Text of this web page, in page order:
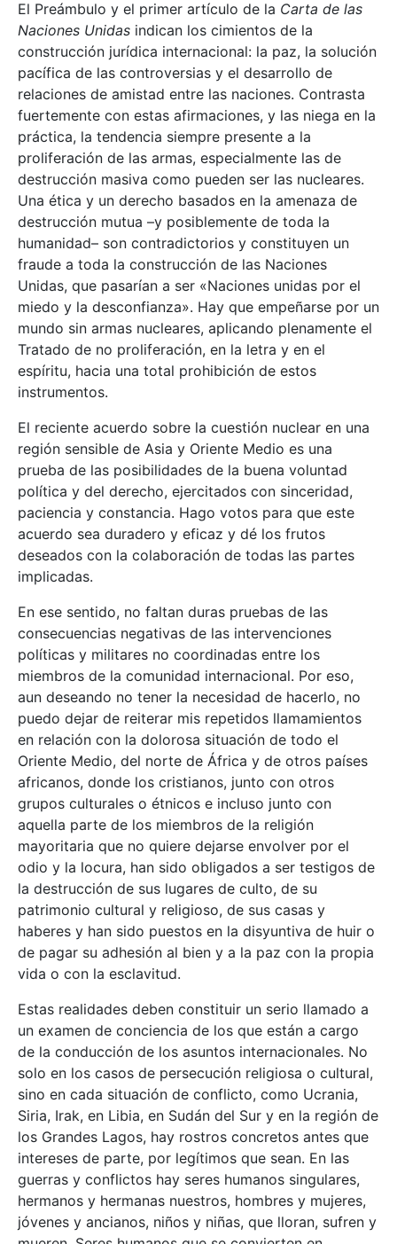
El Preámbulo y el primer artículo de la Carta de las
Naciones Unidas indican los cimientos de la
construcción jurídica internacional: la paz, la solución
pacífica de las controversias y el desarrollo de
relaciones de amistad entre las naciones. Contrasta
fuertemente con estas afirmaciones, y las niega en la
práctica, la tendencia siempre presente a la
proliferación de las armas, especialmente las de
destrucción masiva como pueden ser las nucleares.
Una ética y un derecho basados en la amenaza de
destrucción mutua –y posiblemente de toda la
humanidad– son contradictorios y constituyen un
fraude a toda la construcción de las Naciones
Unidas, que pasarían a ser «Naciones unidas por el
miedo y la desconfianza». Hay que empeñarse por un
mundo sin armas nucleares, aplicando plenamente el
Tratado de no proliferación, en la letra y en el
espíritu, hacia una total prohibición de estos
instrumentos.
El reciente acuerdo sobre la cuestión nuclear en una
región sensible de Asia y Oriente Medio es una
prueba de las posibilidades de la buena voluntad
política y del derecho, ejercitados con sinceridad,
paciencia y constancia. Hago votos para que este
acuerdo sea duradero y eficaz y dé los frutos
deseados con la colaboración de todas las partes
implicadas.
En ese sentido, no faltan duras pruebas de las
consecuencias negativas de las intervenciones
políticas y militares no coordinadas entre los
miembros de la comunidad internacional. Por eso,
aun deseando no tener la necesidad de hacerlo, no
puedo dejar de reiterar mis repetidos llamamientos
en relación con la dolorosa situación de todo el
Oriente Medio, del norte de África y de otros países
africanos, donde los cristianos, junto con otros
grupos culturales o étnicos e incluso junto con
aquella parte de los miembros de la religión
mayoritaria que no quiere dejarse envolver por el
odio y la locura, han sido obligados a ser testigos de
la destrucción de sus lugares de culto, de su
patrimonio cultural y religioso, de sus casas y
haberes y han sido puestos en la disyuntiva de huir o
de pagar su adhesión al bien y a la paz con la propia
vida o con la esclavitud.
Estas realidades deben constituir un serio llamado a
un examen de conciencia de los que están a cargo
de la conducción de los asuntos internacionales. No
solo en los casos de persecución religiosa o cultural,
sino en cada situación de conflicto, como Ucrania,
Siria, Irak, en Libia, en Sudán del Sur y en la región de
los Grandes Lagos, hay rostros concretos antes que
intereses de parte, por legítimos que sean. En las
guerras y conflictos hay seres humanos singulares,
hermanos y hermanas nuestros, hombres y mujeres,
jóvenes y ancianos, niños y niñas, que lloran, sufren y